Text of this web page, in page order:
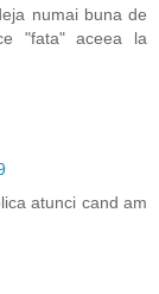
numai buna de
"fata" aceea la
atunci cand am